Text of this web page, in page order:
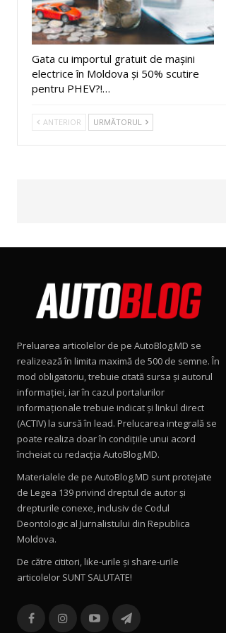
Gata cu importul gratuit de mașini
electrice în Moldova și 50% scutire
pentru PHEV?!…
ANTERIOR URMĂTORUL
Preluarea articolelor de pe AutoBlog.MD se
realizează în limita maximă de 500 de semne. În
mod obligatoriu, trebuie citată sursa și autorul
informației, iar în cazul portalurilor
informaționale trebuie indicat și linkul direct
(ACTIV) la sursă în lead. Prelucarea integrală se
poate realiza doar în condițiile unui acord
încheiat cu redacţia AutoBlog.MD.
Materialele de pe AutoBlog.MD sunt protejate
de Legea 139 privind dreptul de autor și
drepturile conexe, inclusiv de Codul
Deontologic al Jurnalistului din Republica
Moldova.
De către cititori, like-urile şi share-urile
articolelor SUNT SALUTATE!